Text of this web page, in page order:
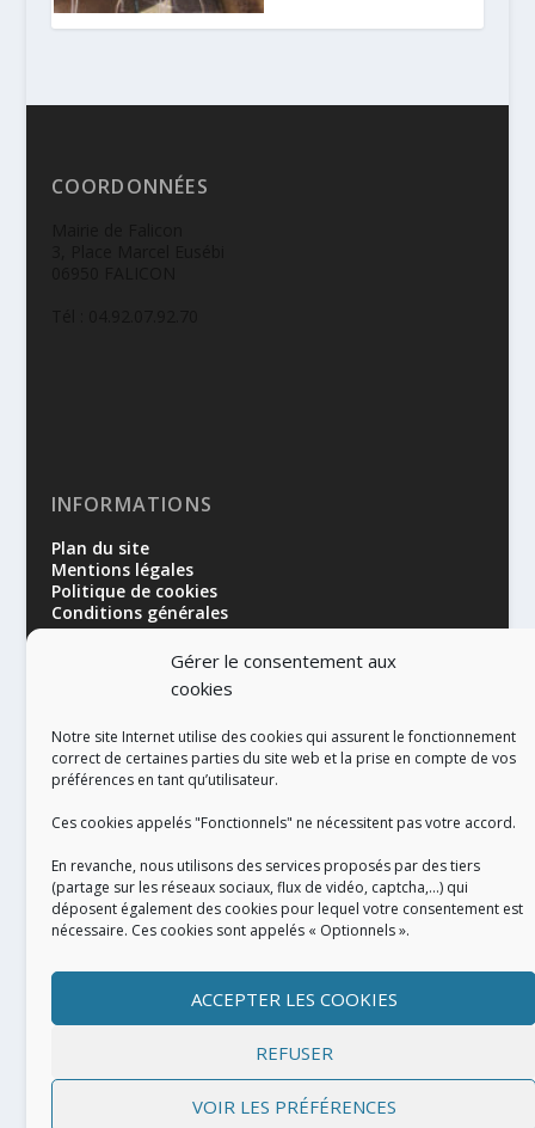
Gérer le consentement aux
cookies
Notre site Internet utilise des cookies qui assurent le fonctionnement
correct de certaines parties du site web et la prise en compte de vos
préférences en tant qu’utilisateur.
Ces cookies appelés "Fonctionnels" ne nécessitent pas votre accord.
En revanche, nous utilisons des services proposés par des tiers
(partage sur les réseaux sociaux, flux de vidéo, captcha,...) qui
déposent également des cookies pour lequel votre consentement est
nécessaire. Ces cookies sont appelés « Optionnels ».
ACCEPTER LES COOKIES
REFUSER
VOIR LES PRÉFÉRENCES
COORDONNÉES
INFORMATIONS
Plan du site
Mentions légales
Politique de cookies
Conditions générales